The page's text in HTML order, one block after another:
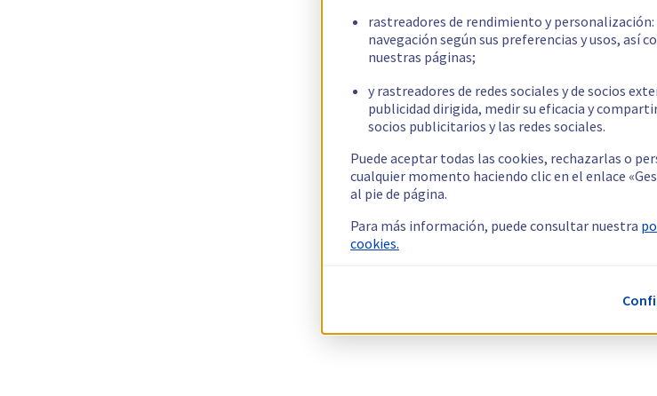
rastreadores de rendimiento y
navegación según sus preferencias y usos, así
nuestras páginas;
y rastreadores de redes sociales y de socios
publicidad dirigida, medir su eficacia y
socios publicitarios y las redes sociales.
Puede aceptar todas las cookies, rechazarlas o
cualquier momento haciendo clic en el enlace
al pie de página.
Para más información, puede consultar nuestra
cookies.